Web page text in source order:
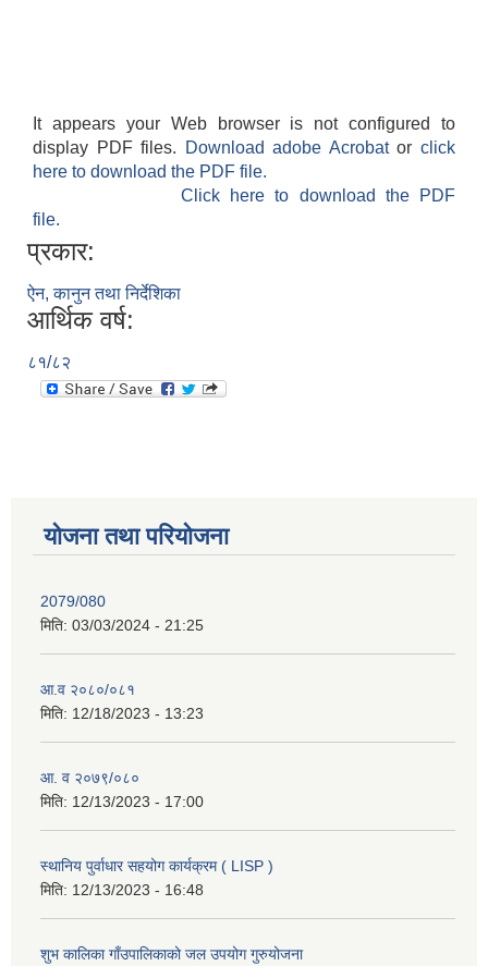
It appears your Web browser is not configured to
display PDF files.
Download adobe Acrobatorclick
here to download the PDF file.
Click here to download the PDF
file.
प्रकार:
ऐन, कानुन तथा निर्देशिका
आर्थिक वर्ष:
८१/८२
योजना तथा परियोजना
2079/080
मिति: 03/03/2024 - 21:25
आ.व २०८०/०८१
मिति: 12/18/2023 - 13:23
आ. व २०७९/०८०
मिति: 12/13/2023 - 17:00
स्थानिय पुर्वाधार सहयोग कार्यक्रम ( LISP )
मिति: 12/13/2023 - 16:48
शुभ कालिका गाँउपालिकाको जल उपयोग गुरुयोजना